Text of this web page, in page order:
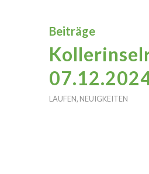
Beiträge
LAUFEN, NEUIGKEITEN